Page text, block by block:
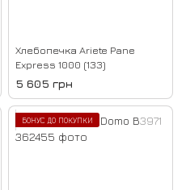
Хлебопечка Ariete Pane
Express 1000 (133)
5 605 грн
БОНУС ДО ПОКУПКИ